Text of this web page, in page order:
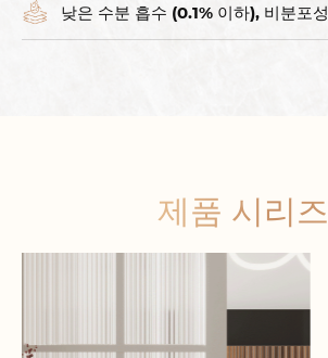
낮은 수분 흡수 (0.1% 이하), 비분포성
제품 시리즈